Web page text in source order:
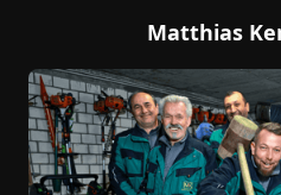
Matthias